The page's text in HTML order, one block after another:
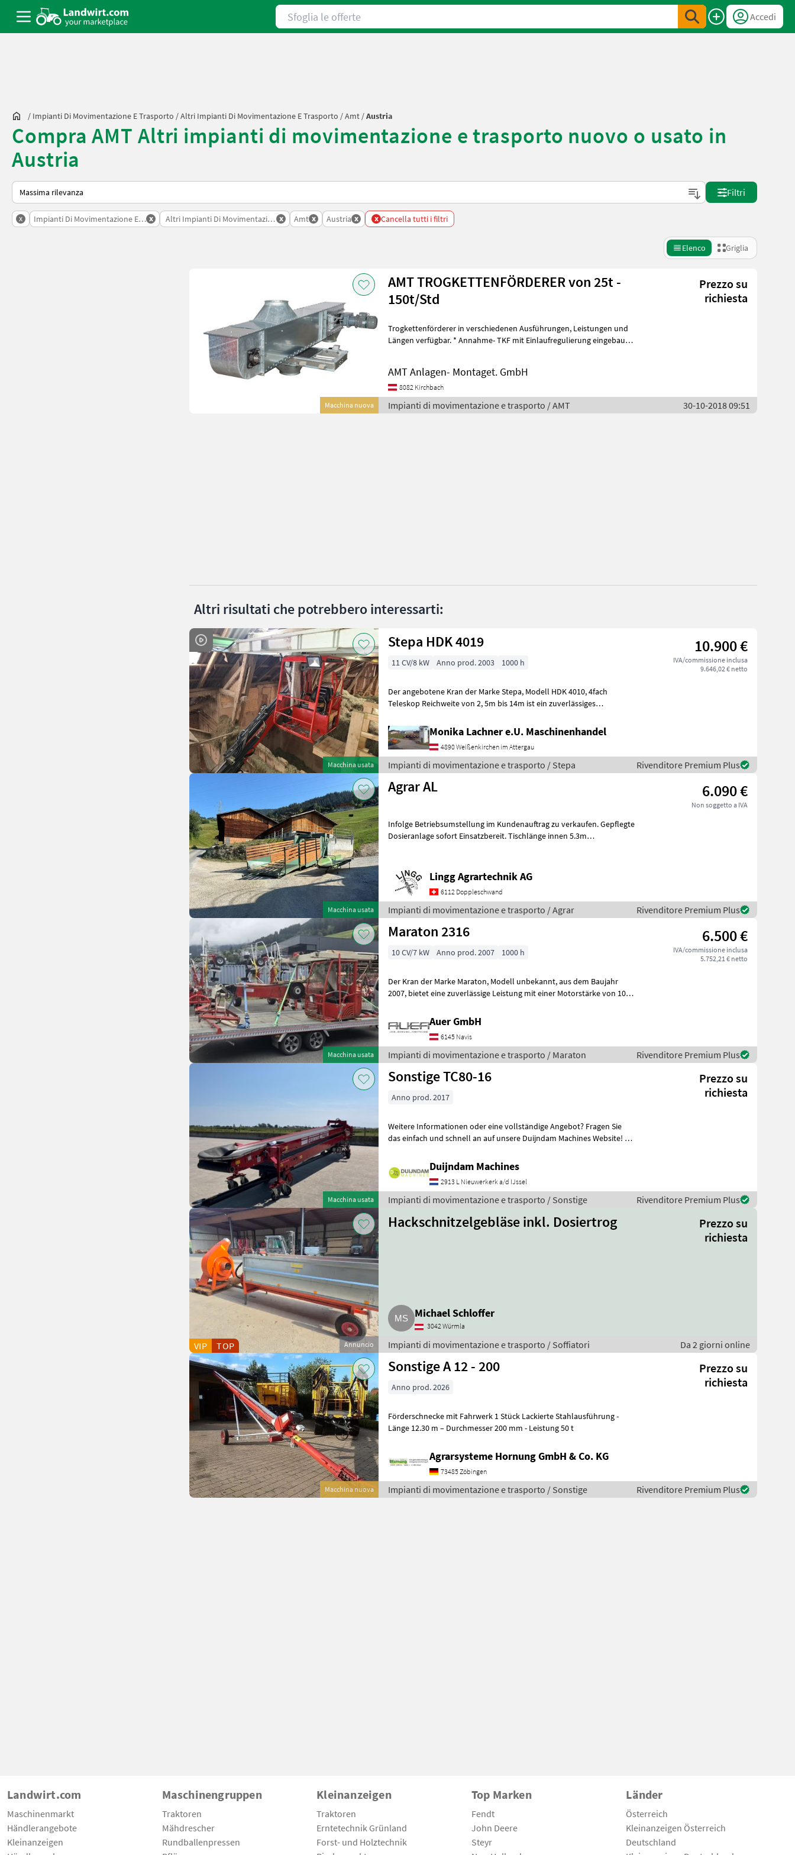
Sfoglia le offerte
Accedi
/ Impianti Di Movimentazione E Trasporto /Altri Impianti Di Movimentazione E Trasporto /Amt /Austria
Compra AMT Altri impianti di movimentazione e trasporto nuovo o usato in
Austria
Ecco come viene ordinato su Landwirt.com
Filtri
x Impianti Di Movimentazione E Trasporto
x Altri Impianti Di Movimentazione E Trasporto
x Amt x Austria x x Cancella tutti i filtri
Elenco Griglia
Macchina nuova
AMT TROGKETTENFÖRDERER von 25t -
150t/Std
Prezzo su
richiesta
Trogkettenförderer in verschiedenen Ausführungen, Leistungen und
Längen verfügbar. * Annahme- TKF mit Einlaufregulierung eingebaut
AMT Anlagen- Montaget. GmbH
8082 Kirchbach
Impianti di movimentazione e trasporto / AMT 30-10-2018 09:51
Altri risultati che potrebbero interessarti:
Macchina usata
Stepa HDK 4019 10.900 €
IVA/commissione inclusa
9.646,02 € netto
11 CV/8 kW Anno prod. 2003 1000 h
Der angebotene Kran der Marke Stepa, Modell HDK 4010, 4fach
Teleskop Reichweite von 2, 5m bis 14m ist ein zuverlässiges
Monika Lachner e.U. Maschinenhandel
4890 Weißenkirchen im Attergau
Impianti di movimentazione e trasporto / Stepa Rivenditore Premium Plus
Macchina usata
Agrar AL 6.090 €
Non soggetto a IVA
Infolge Betriebsumstellung im Kundenauftrag zu verkaufen. Gepflegte
Dosieranlage sofort Einsatzbereit. Tischlänge innen 5.3m
Lingg Agrartechnik AG
6112 Doppleschwand
Impianti di movimentazione e trasporto / Agrar Rivenditore Premium Plus
Macchina usata
Maraton 2316 6.500 €
IVA/commissione inclusa
5.752,21 € netto
10 CV/7 kW Anno prod. 2007 1000 h
Der Kran der Marke Maraton, Modell unbekannt, aus dem Baujahr
2007, bietet eine zuverlässige Leistung mit einer Motorstärke von 10
Auer GmbH
6145 Navis
Impianti di movimentazione e trasporto / Maraton Rivenditore Premium Plus
Macchina usata
Sonstige TC80-16
Prezzo su
richiesta
Anno prod. 2017
Weitere Informationen oder eine vollständige Angebot? Fragen Sie
das einfach und schnell an auf unsere Duijndam Machines Website! Sie
Duijndam Machines
2913 L Nieuwerkerk a/d IJssel
Impianti di movimentazione e trasporto / Sonstige Rivenditore Premium Plus
Annuncio
VIP TOP
Hackschnitzelgebläse inkl. Dosiertrog
Prezzo su
richiesta
Michael Schloffer
3042 Würmla
Impianti di movimentazione e trasporto / Soffiatori Da 2 giorni online
Macchina nuova
Sonstige A 12 - 200
Prezzo su
richiesta
Anno prod. 2026
Förderschnecke mit Fahrwerk 1 Stück Lackierte Stahlausführung -
Länge 12.30 m – Durchmesser 200 mm - Leistung 50 t
Agrarsysteme Hornung GmbH & Co. KG
73485 Zöbingen
Impianti di movimentazione e trasporto / Sonstige Rivenditore Premium Plus
Landwirt.com
Maschinenmarkt
Händlerangebote
Kleinanzeigen
Maschinengruppen
Traktoren
Mähdrescher
Rundballenpressen
Kleinanzeigen
Traktoren
Erntetechnik Grünland
Forst- und Holztechnik
Top Marken
Fendt
John Deere
Steyr
Länder
Österreich
Kleinanzeigen Österreich
Deutschland